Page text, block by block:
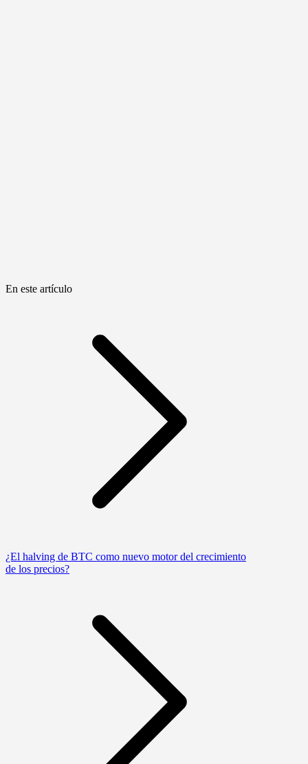
En este artículo
¿El halving de BTC como nuevo motor del crecimiento
de los precios?